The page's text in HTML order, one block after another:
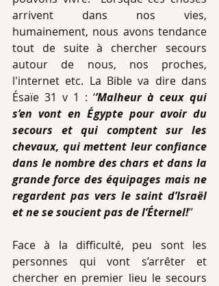
arrivent dans nos vies,
humainement, nous avons tendance
tout de suite à chercher secours
autour de nous, nos proches,
l'internet etc. La Bible va dire dans
Ésaïe 31 v 1 : ‘’Malheur à ceux qui
s’en vont en Égypte pour avoir du
secours et qui comptent sur les
chevaux, qui mettent leur confiance
dans le nombre des chars et dans la
grande force des équipages mais ne
regardent pas vers le saint d’Israël
et ne se soucient pas de l’Éternel!’’
Face à la difficulté, peu sont les
personnes qui vont s’arrêter et
chercher en premier lieu le secours